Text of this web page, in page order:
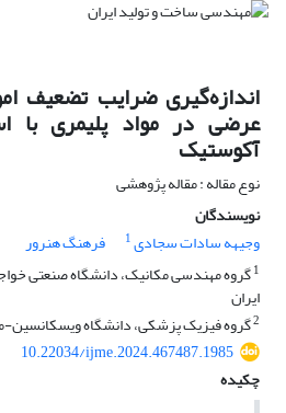
اندازه‌گیری ضرایب تضعیف
عرضی در مواد پلیمری با
آکوستیک
نوع مقاله : مقاله پژوهشی
نویسندگان
وجیهه سادات سجادی1 فرهنگ هنرور
1گروه مهندسی مکانیک، دانشگاه صنعتی
ایران
2گروه فیزیک پزشکی، دانشگاه
10.22034/ijme.2024.467487.1985
چکیده